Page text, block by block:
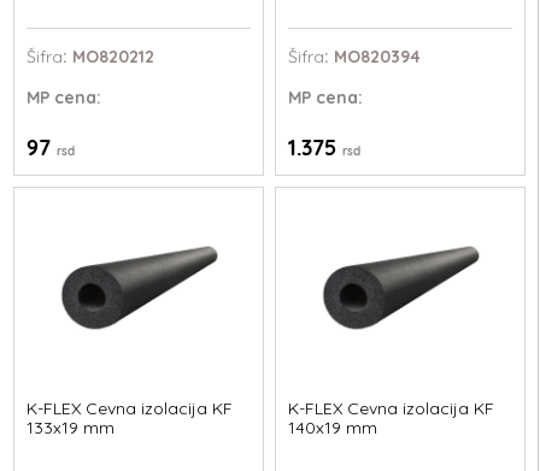
Šifra: MO820212
MP cena:
97rsd
Šifra: MO820394
MPcena:
1.375 rsd
K-FLEX Cevna izolacija KF
133x19 mm
K-FLEX Cevna izolacija KF
140x19 mm